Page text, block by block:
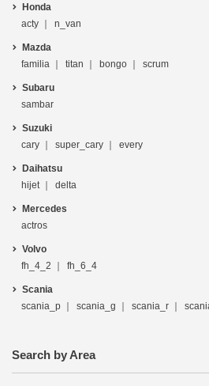
Honda
acty
n_van
Mazda
familia
titan bongo scrum
Subaru
sambar
Suzuki
cary
super_cary every
Daihatsu
hijet
delta
Mercedes
actros
Volvo
fh_4_2
fh_6_4
Scania
scania_p
scania_g scania_r
Search by Area